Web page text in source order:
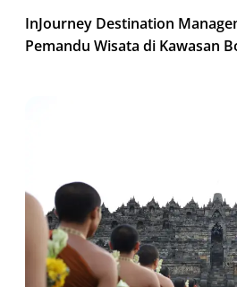
InJourney Destination
Pemandu Wisata di Kawasan